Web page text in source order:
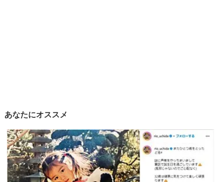
あなたにオススメ